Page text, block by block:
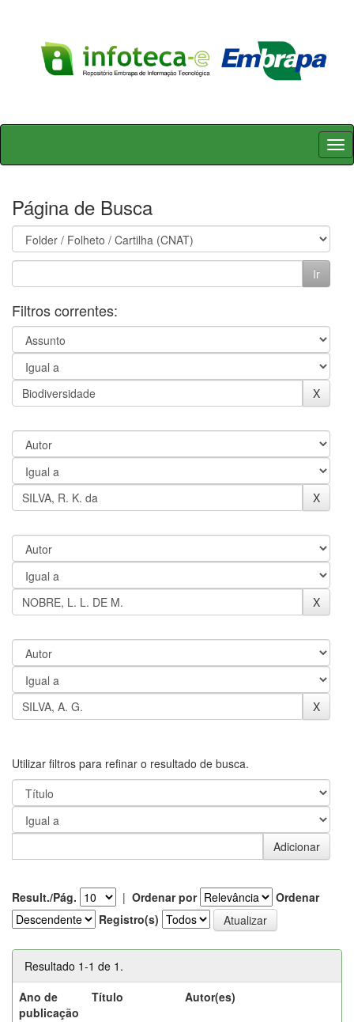
Skip
Página de Busca
Filtros correntes:
Utilizar filtros para refinar o resultado de busca.
Result./Pág. | Ordenar por
Ordenar
Registro(s)
Resultado 1-1 de 1.
Ano de
publicação
Título Autor(es)